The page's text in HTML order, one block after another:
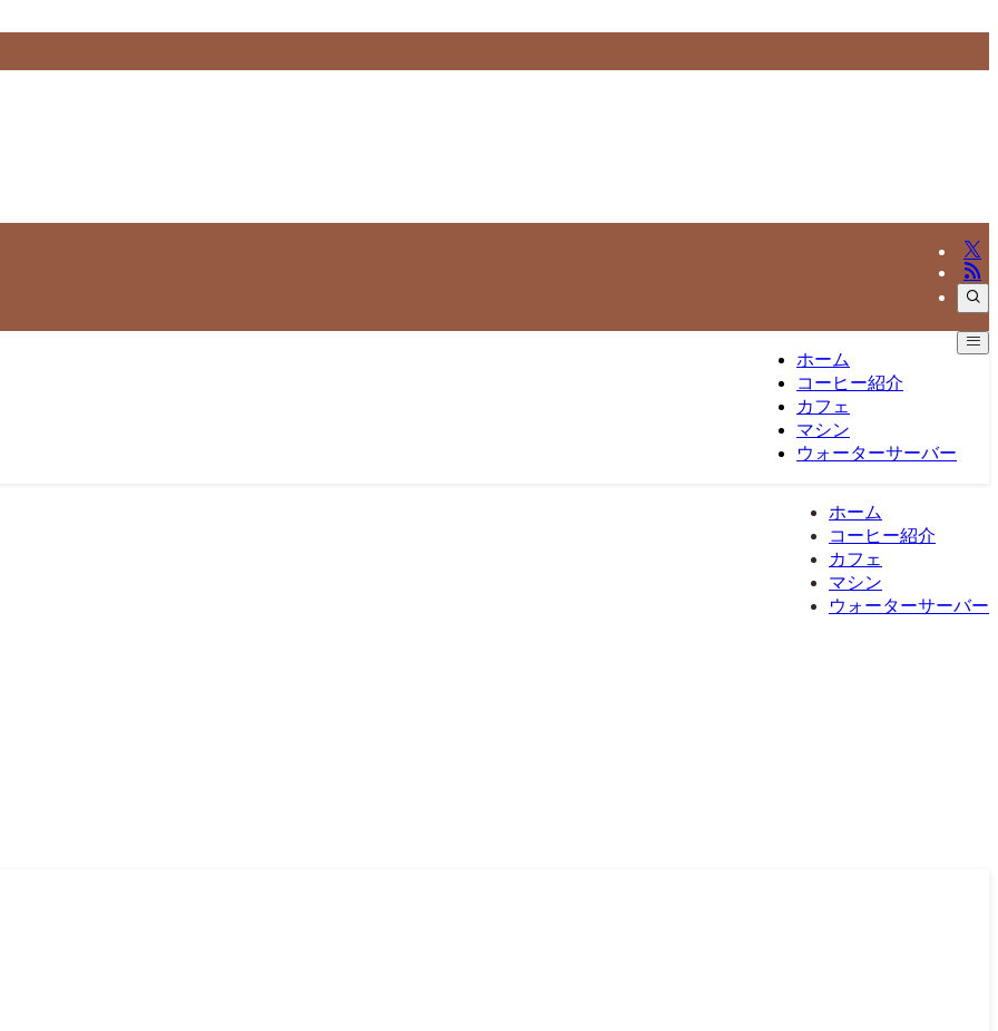
ホーム
コーヒー紹介
カフェ
マシン
ウォーターサーバー
ホーム
コーヒー紹介
カフェ
マシン
ウォーターサーバー